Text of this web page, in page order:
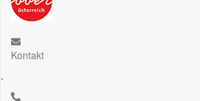
Kontakt
.